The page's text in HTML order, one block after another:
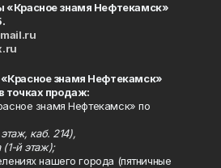
«Красное знамя Нефтекамск»
знамя Нефтекамск»
точках продаж:
знамя Нефтекамск» по
каб. 214),
й этаж);
нашего города (пятничные